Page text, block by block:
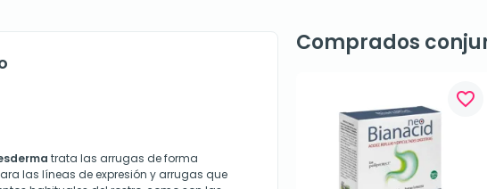
trata las arrugas de forma
las líneas de expresión y arrugas que
Comprados
favorite_border